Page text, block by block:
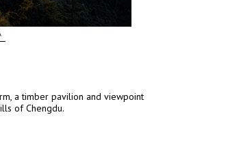
a timber pavilion and viewpoint
of Chengdu.